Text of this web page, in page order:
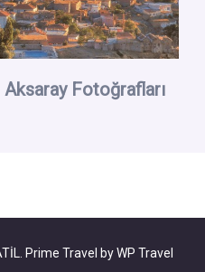
Fotoğrafları
. Prime Travel byWP Travel